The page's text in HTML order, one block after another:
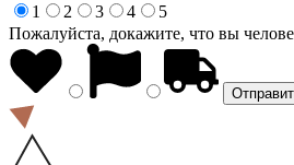
1
2 3 4
5
Пожалуйста, докажите, что вы